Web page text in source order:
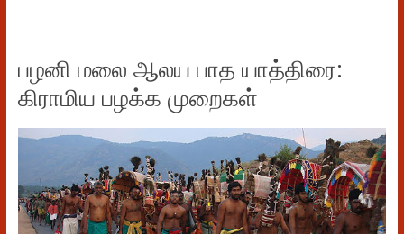
பழனி மலை ஆலய பாத யாத்திரை:
கிராமிய பழக்க முறைகள்